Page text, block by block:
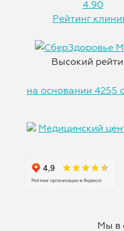
4.90
Рейтинг
Высокий
на основании 4255
Медицинский
Мы в